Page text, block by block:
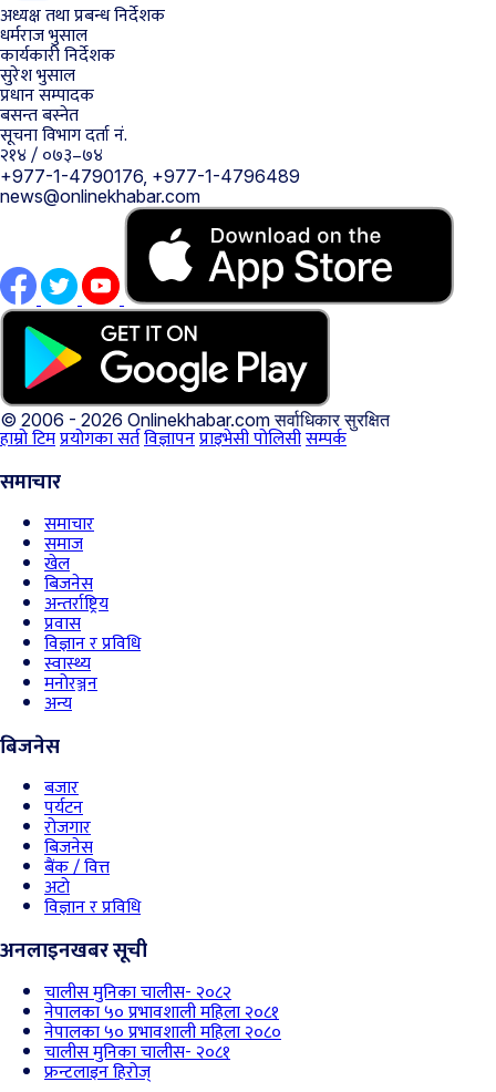
अध्यक्ष तथा प्रबन्ध निर्देशक
धर्मराज भुसाल
कार्यकारी निर्देशक
सुरेश भुसाल
प्रधान सम्पादक
बसन्त बस्नेत
सूचना विभाग दर्ता नं.
२१४ / ०७३–७४
+977-1-4790176, +977-1-4796489
news@onlinekhabar.com
© 2006 - 2026 Onlinekhabar.comसर्वाधिकार सुरक्षित
हाम्रो टिमप्रयोगका सर्तविज्ञापनप्राइभेसी पोलिसीसम्पर्क
समाचार
समाचार
समाज
खेल
बिजनेस
अन्तर्राष्ट्रिय
प्रवास
विज्ञान र प्रविधि
स्वास्थ्य
मनोरञ्जन
अन्य
बिजनेस
बजार
पर्यटन
रोजगार
बिजनेस
बैंक / वित्त
अटो
विज्ञान र प्रविधि
अनलाइनखबर सूची
चालीस मुनिका चालीस- २०८२
नेपालका ५० प्रभावशाली महिला २०८१
नेपालका ५० प्रभावशाली महिला २०८०
चालीस मुनिका चालीस- २०८१
फ्रन्टलाइन हिरोज्